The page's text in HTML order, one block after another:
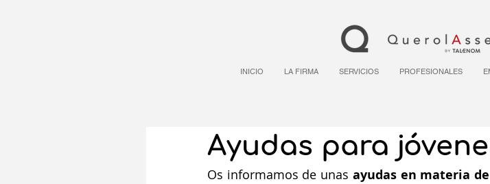
INICIO LA FIRMA SERVICIOS PROFESIONALES
Ayudas para
Os informamos de unas ayudas en materia